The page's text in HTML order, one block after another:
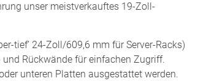
unser meistverkauftes 19-Zoll-
tief’ 24-Zoll/609,6 mm für Server-Racks)
Rückwände für einfachen Zugriff.
unteren Platten ausgestattet werden.